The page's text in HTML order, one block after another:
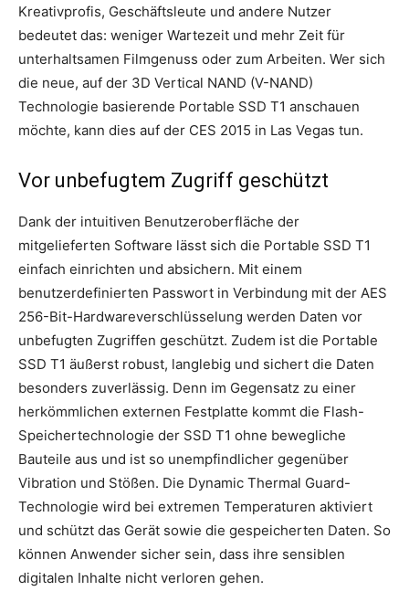
Kreativprofis, Geschäftsleute und andere Nutzer
bedeutet das: weniger Wartezeit und mehr Zeit für
unterhaltsamen Filmgenuss oder zum Arbeiten. Wer sich
die neue, auf der 3D Vertical NAND (V-NAND)
Technologie basierende Portable SSD T1 anschauen
möchte, kann dies auf der CES 2015 in Las Vegas tun.
Vor unbefugtem Zugriff geschützt
Dank der intuitiven Benutzeroberfläche der
mitgelieferten Software lässt sich die Portable SSD T1
einfach einrichten und absichern. Mit einem
benutzerdefinierten Passwort in Verbindung mit der AES
256-Bit-Hardwareverschlüsselung werden Daten vor
unbefugten Zugriffen geschützt. Zudem ist die Portable
SSD T1 äußerst robust, langlebig und sichert die Daten
besonders zuverlässig. Denn im Gegensatz zu einer
herkömmlichen externen Festplatte kommt die Flash-
Speichertechnologie der SSD T1 ohne bewegliche
Bauteile aus und ist so unempfindlicher gegenüber
Vibration und Stößen. Die Dynamic Thermal Guard-
Technologie wird bei extremen Temperaturen aktiviert
und schützt das Gerät sowie die gespeicherten Daten. So
können Anwender sicher sein, dass ihre sensiblen
digitalen Inhalte nicht verloren gehen.